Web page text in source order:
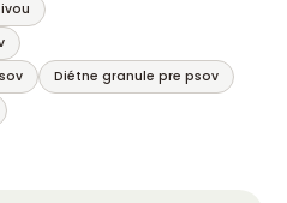
s
u
Diétne granule pre psov